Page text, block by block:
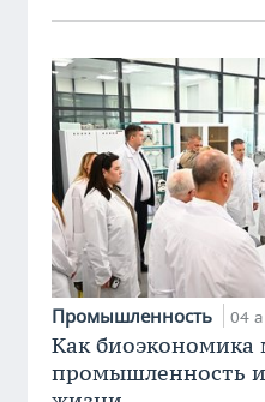
Промышленность 04
Как биоэкономика
промышленность и